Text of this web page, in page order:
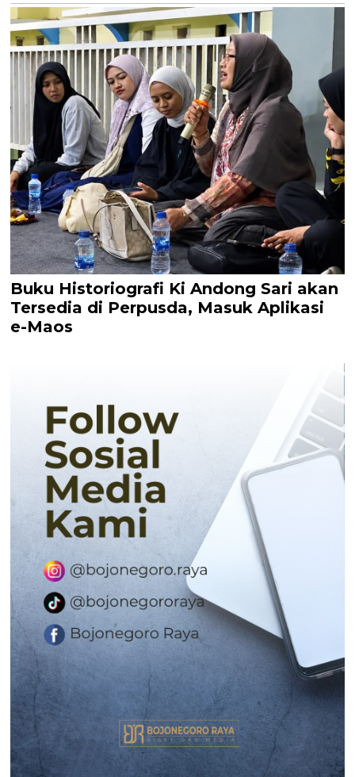
Buku Historiografi Ki Andong Sari akan
Tersedia di Perpusda, Masuk Aplikasi
e-Maos